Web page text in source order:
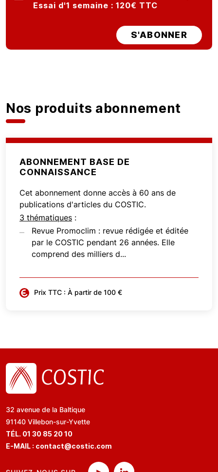
Essai d'1 semaine : 120€ TTC
S'ABONNER
Nos produits abonnement
ABONNEMENT BASE DE
CONNAISSANCE
Cet abonnement donne accès à 60 ans de
publications d'articles du COSTIC.
3 thématiques :
Revue Promoclim : revue rédigée et éditée
par le COSTIC pendant 26 années. Elle
comprend des milliers d...
Prix TTC : À partir de 100 €
32 avenue de la Baltique
91140 Villebon-sur-Yvette
TÉL. 01 30 85 20 10
E-MAIL : contact@costic.com